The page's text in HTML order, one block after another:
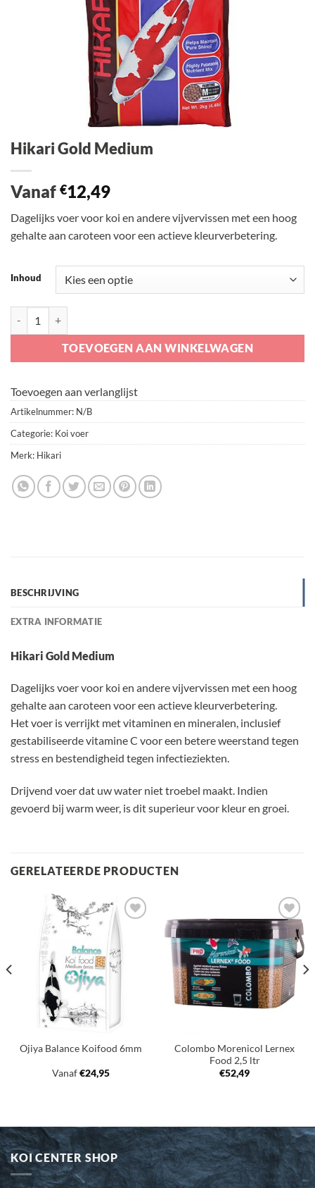
Hikari Gold Medium
Vanaf €12,49
Dagelijks voer voor koi en andere vijvervissen met een hoog
gehalte aan caroteen voor een actieve kleurverbetering.
Inhoud
TOEVOEGEN AAN WINKELWAGEN
Toevoegen aan verlanglijst
Artikelnummer: N/B
Categorie: Koi voer
Merk: Hikari
BESCHRIJVING
EXTRA INFORMATIE
Hikari Gold Medium
Dagelijks voer voor koi en andere vijvervissen met een hoog
gehalte aan caroteen voor een actieve kleurverbetering.
Het voer is verrijkt met vitaminen en mineralen, inclusief
gestabiliseerde vitamine C voor een betere weerstand tegen
stress en bestendigheid tegen infectieziekten.
Drijvend voer dat uw water niet troebel maakt. Indien
gevoerd bij warm weer, is dit superieur voor kleur en groei.
GERELATEERDE PRODUCTEN
Toevoegen
verlanglijst
Ojiya Balance Koifood 6mm
Vanaf€24,95
Toevoegen
aan
verlanglijst
Colombo Morenicol Lernex
Food 2,5 ltr
€52,49
KOI CENTER SHOP